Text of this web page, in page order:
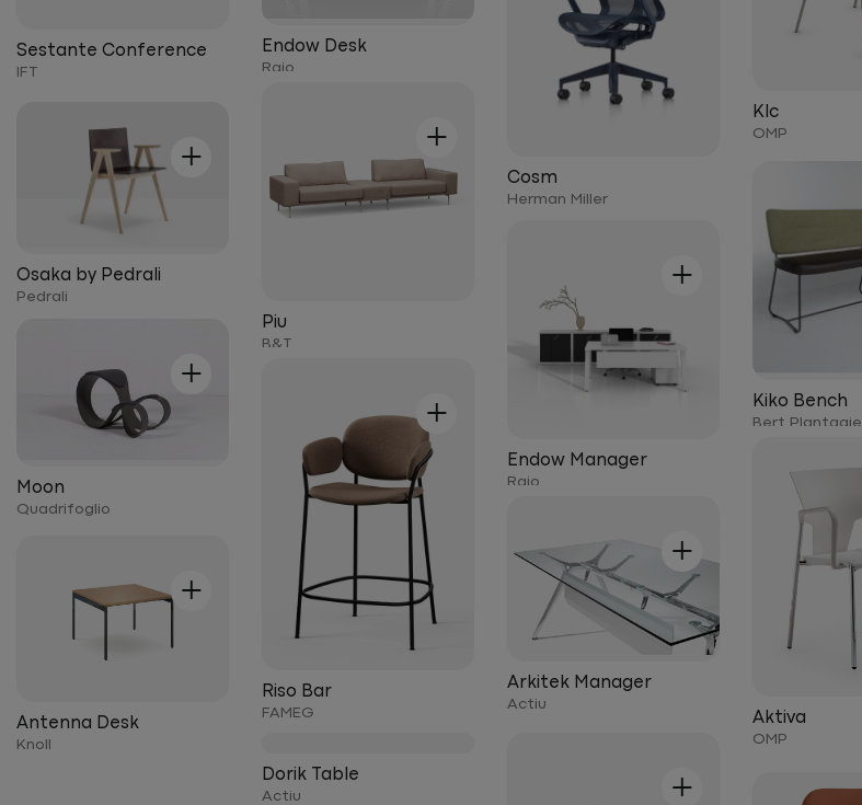
Endow Desk
Raio
Klc
OMP
Cosm
Herman Miller
Sestante Conference
IFT
+
Piu
B&T
+
Osaka by Pedrali
Pedrali
Kiko Bench
Bert Plantagie
+
Endow Manager
Raio
+
Moon
Quadrifoglio
+
Riso Bar
FAMEG Aktiva
OMP
+
Arkitek Manager
Actiu
+
Antenna Desk
Knoll
+
Dorik Table
Actiu